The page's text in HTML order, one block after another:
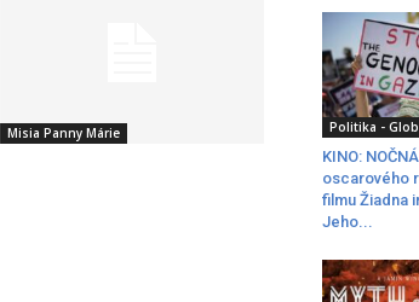
Misia Panny Márie Politika -
KINO:
oscarového
filmu Žiadna
Jeho...